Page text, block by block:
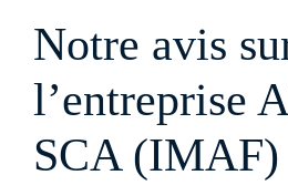
Notre avis
l’entreprise
SCA (IMAF)